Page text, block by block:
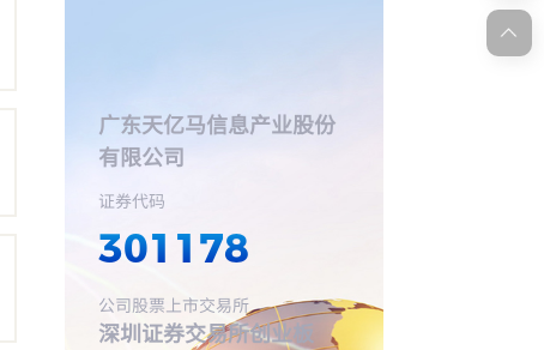
广东天亿马信息产业股份
有限公司
证券代码
301178
公司股票上市交易所
深圳证券交易所创业板